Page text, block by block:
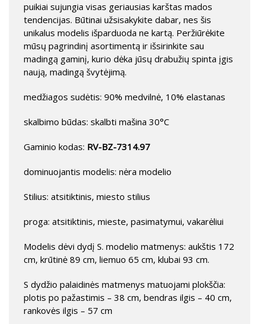
puikiai sujungia visas geriausias karštas mados
tendencijas. Būtinai užsisakykite dabar, nes šis
unikalus modelis išparduoda ne kartą. Peržiūrėkite
mūsų pagrindinį asortimentą ir išsirinkite sau
madingą gaminį, kurio dėka jūsų drabužių spinta įgis
naują, madingą švytėjimą.
medžiagos sudėtis: 90% medvilnė, 10% elastanas
skalbimo būdas: skalbti mašina 30°C
Gaminio kodas: RV-BZ-7314.97
dominuojantis modelis: nėra modelio
Stilius: atsitiktinis, miesto stilius
proga: atsitiktinis, mieste, pasimatymui, vakarėliui
Modelis dėvi dydį S. modelio matmenys: aukštis 172
cm, krūtinė 89 cm, liemuo 65 cm, klubai 93 cm.
S dydžio palaidinės matmenys matuojami plokščia:
plotis po pažastimis – 38 cm, bendras ilgis – 40 cm,
rankovės ilgis – 57 cm